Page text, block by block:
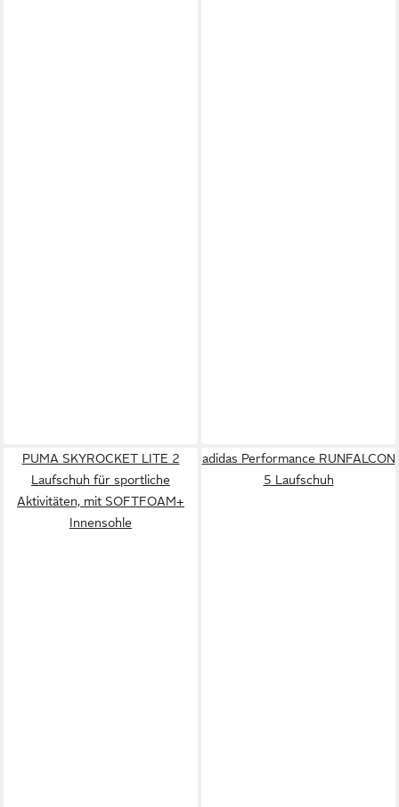
PUMA SKYROCKET LITE 2
Laufschuh für sportliche
Aktivitäten, mit SOFTFOAM+
Innensohle
adidas Performance RUNFALCON
5 Laufschuh